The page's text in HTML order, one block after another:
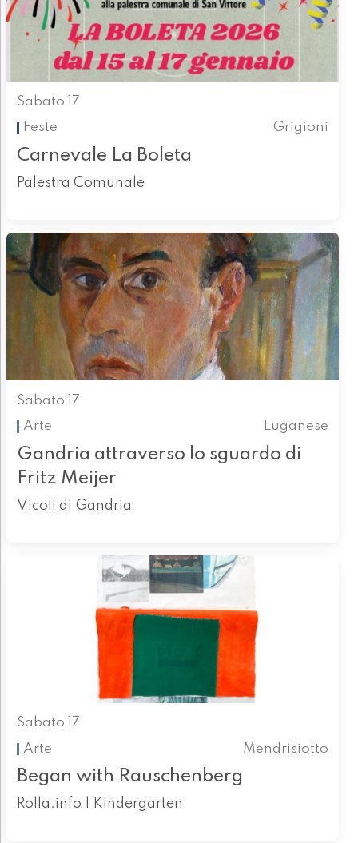
Sabato 17
Feste
Grigioni
Carnevale La Boleta
Palestra Comunale
Sabato 17
Arte
Luganese
Gandria attraverso lo sguardo di
Fritz Meijer
Vicoli di Gandria
Sabato 17
Arte
Mendrisiotto
Began with Rauschenberg
Rolla.info | Kindergarten